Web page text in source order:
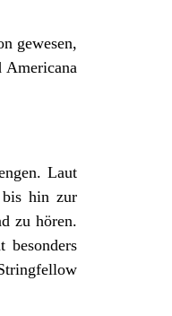
gewesen,
Laut
bis hin zur
zu hören.